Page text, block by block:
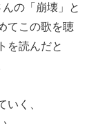
の「崩壊」と
てこの歌を聴
を読んだと
いく、